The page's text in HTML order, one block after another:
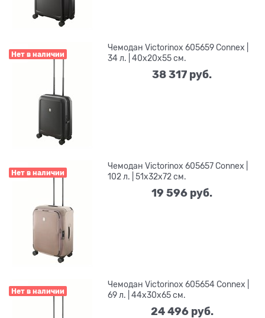
Нет в наличии
Чемодан Victorinox 605659 Connex |
34 л. | 40x20x55 см.
38 317 руб.
Нет в наличии
Чемодан Victorinox 605657 Connex |
102 л. | 51x32x72 см.
19 596 руб.
Нет в наличии
Чемодан Victorinox 605654 Connex |
69 л. | 44x30x65 см.
24 496 руб.